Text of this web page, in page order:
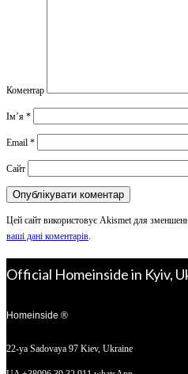
Коментар
Ім’я *
Email *
Сайт
Цей сайт використовує Akismet для
ваші дані коментарів.
Official Homeinside in Kyiv,
Homeinside ®
22-ya Sadovaya 97 Kiev, Ukraine